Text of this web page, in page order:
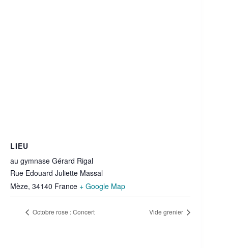
LIEU
au gymnase Gérard Rigal
Rue Edouard Juliette Massal
Mèze, 34140 France + Google Map
Octobre rose : Concert Vide grenier